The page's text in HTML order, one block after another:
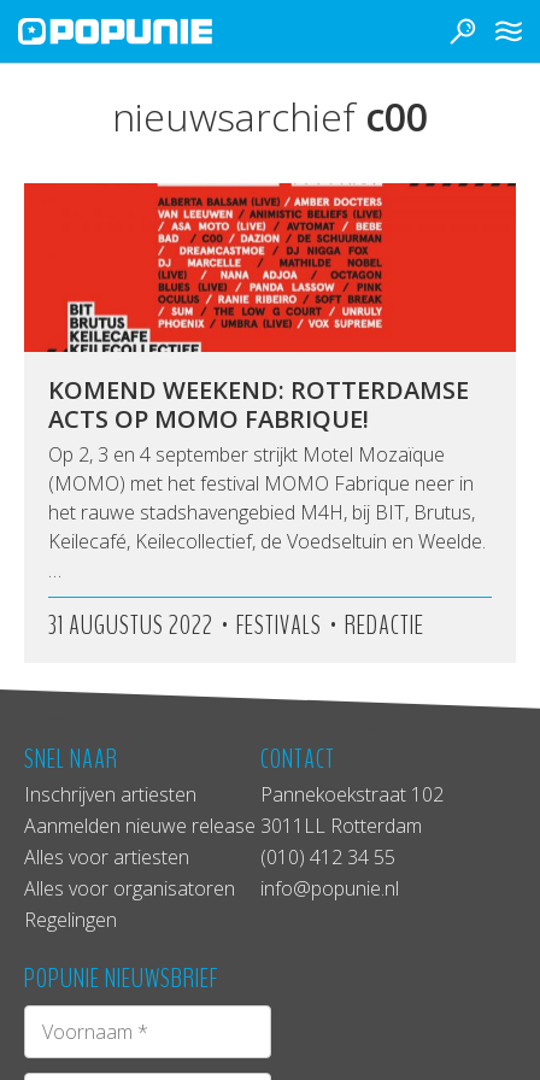
nieuwsarchiefc00
KOMEND WEEKEND: ROTTERDAMSE
ACTS OP MOMO FABRIQUE!
Op 2, 3 en 4 september strijkt Motel Mozaïque
(MOMO) met het festival MOMO Fabrique neer in
het rauwe stadshavengebied M4H, bij BIT, Brutus,
Keilecafé, Keilecollectief, de Voedseltuin en Weelde.
…
31 AUGUSTUS 2022 • FESTIVALS • REDACTIE
SNEL NAAR
Inschrijven artiesten
Aanmelden nieuwe release
Alles voor artiesten
Alles voor organisatoren
Regelingen
CONTACT
Pannekoekstraat 102
3011LL Rotterdam
(010) 412 34 55
info@popunie.nl
POPUNIE NIEUWSBRIEF